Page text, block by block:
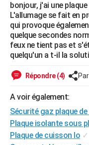
Essais
Réserver un essai
Citadines
Berlines
SUV
Forum auto
+HIGH-TECH
Mobiles
Meilleur smartphone
Internet
Ordinateurs
Jeux vidéo
Guide high-tech
+BRICOLAGE
Forum
Aménagement intérieur
Extérieur
Cuisine
Salle de bains
Jardinage
Rangement
WEEK-END
Guides de France
Escapades
Patrimoine
Expositions
Musées
Week-end nature
LIFESTYLE
SANTE
Alimentation
Guide de la santé
Maladies
Médicaments
Sommeil
VOYAGE
Destinations
City break
Voyage nature
Voyage de noces
Forum
Climat
+PHOTO
bonjour, j'ai une
L'allumage se fait en
qui provoque
quelque secondes
feux ne tient pas et
quelqu'un a t-il la
Répondre (4)
A voir également:
Sécurité gaz plaque
Plaque isolante sous
Plaque de cuisson lo ✓